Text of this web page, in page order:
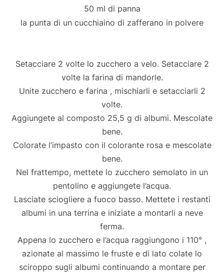
50 ml di panna
la punta di un cucchiaino di zafferano in polvere
Setacciare 2 volte lo zucchero a velo. Setacciare 2
volte la farina di mandorle.
Unite zucchero e farina , mischiarli e setacciarli 2
volte.
Aggiungete al composto 25,5 g di albumi. Mescolate
bene.
Colorate l’impasto con il colorante rosa e mescolate
bene.
Nel frattempo, mettete lo zucchero semolato in un
pentolino e aggiungete l’acqua.
Lasciate sciogliere a fuoco basso. Mettete i restanti
albumi in una terrina e iniziate a montarli a neve
ferma.
Appena lo zucchero e l’acqua raggiungono i 110° ,
azionate al massimo le fruste e di lato colate lo
sciroppo sugli albumi continuando a montare per